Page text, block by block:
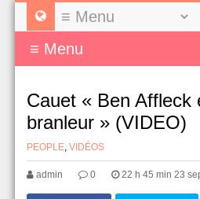
Cauet « Ben Affleck
branleur » (VIDEO)
PEOPLE, VIDÉOS
admin 0 22 h 45 min 23